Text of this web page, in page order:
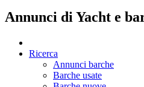
Annunci di Yacht e
Ricerca
Annunci barche
Barche usate